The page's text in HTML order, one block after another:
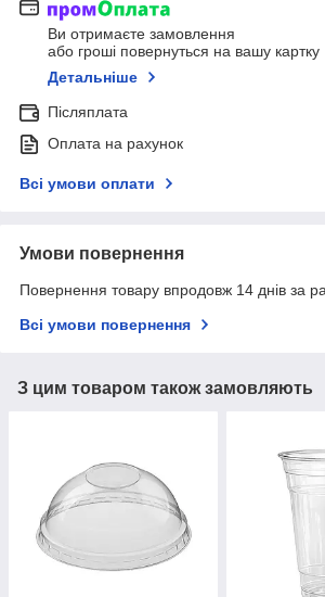
Ви отримаєте замовлення
або гроші повернуться на вашу картку
Детальніше
Післяплата
Оплата на рахунок
Всі умови оплати
Умови повернення
Повернення товару впродовж 14 днів за
Всі умови повернення
З цим товаром також замовляють